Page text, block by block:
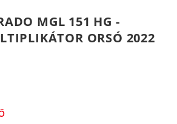
MGL 151 HG -
ORSÓ 2022